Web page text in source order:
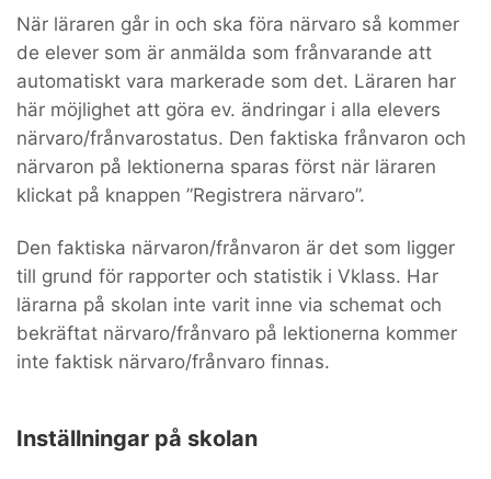
När läraren går in och ska föra närvaro så kommer
de elever som är anmälda som frånvarande att
automatiskt vara markerade som det. Läraren har
här möjlighet att göra ev. ändringar i alla elevers
närvaro/frånvarostatus. Den faktiska frånvaron och
närvaron på lektionerna sparas först när läraren
klickat på knappen ”Registrera närvaro”.
Den faktiska närvaron/frånvaron är det som ligger
till grund för rapporter och statistik i Vklass. Har
lärarna på skolan inte varit inne via schemat och
bekräftat närvaro/frånvaro på lektionerna kommer
inte faktisk närvaro/frånvaro finnas.
Inställningar på skolan